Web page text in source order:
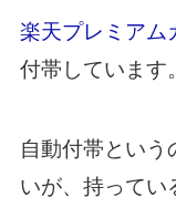
楽天プレミアム
付帯しています。
自動付帯という
いが、持ってい